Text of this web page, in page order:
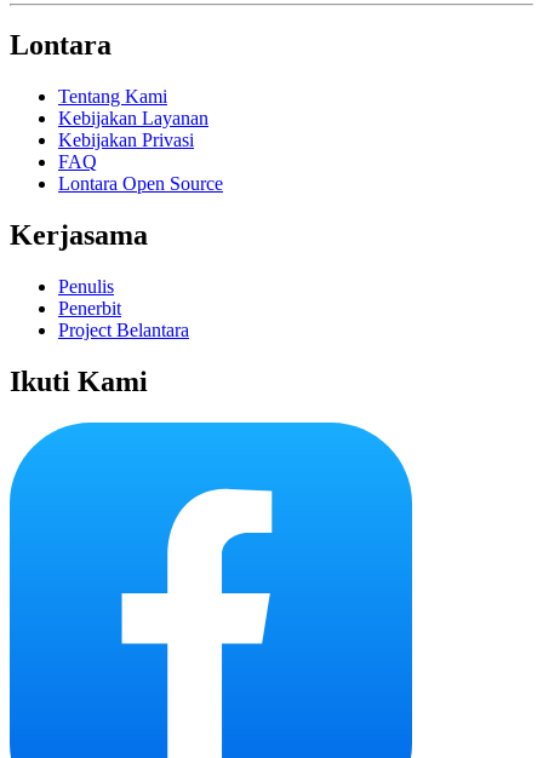
Lontara
Tentang Kami
Kebijakan Layanan
Kebijakan Privasi
FAQ
Lontara Open Source
Kerjasama
Penulis
Penerbit
Project Belantara
Ikuti Kami